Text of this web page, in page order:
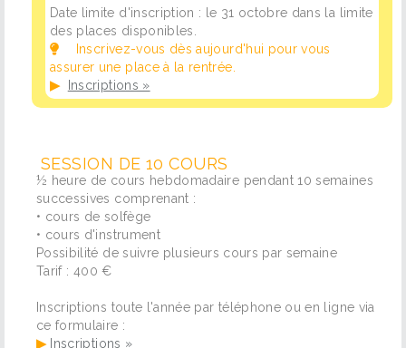
Date limite d'inscription : le 31 octobre dans la limite
des places disponibles.
Inscrivez-vous dès aujourd'hui pour vous
assurer une place à la rentrée.
▶
Inscriptions »
SESSION DE 10 COURS
½ heure de cours hebdomadaire pendant 10 semaines
successives comprenant :
• cours de solfège
• cours d'instrument
Possibilité de suivre plusieurs cours par semaine
Tarif : 400 €
Inscriptions toute l'année par téléphone ou en ligne via
ce formulaire :
▶ Inscriptions »